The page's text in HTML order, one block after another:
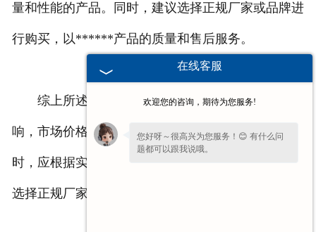
量和性能的产品。同时，建议选择正规厂家或品牌进
行购买，以******产品的质量和售后服务。
综上所述，珍珠棉卷材的价格受多种因素的影
响，市场价格大约在10元至30元之间。在选择购买
时，应根据实际需求选择稳定质量和性能的产品，并
选择正规厂家或品牌进行购买。
在线客服
欢迎您的咨询，期待为您服务!
您好呀～很高兴为您服务！😊 有什么问
题都可以跟我说哦。